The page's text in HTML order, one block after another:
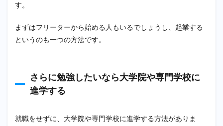
す。
まずはフリーターから始める人もいるでしょうし、起業する
というのも一つの方法です。
さらに勉強したいなら大学院や専門学校に
進学する
就職をせずに、大学院や専門学校に進学する方法がありま